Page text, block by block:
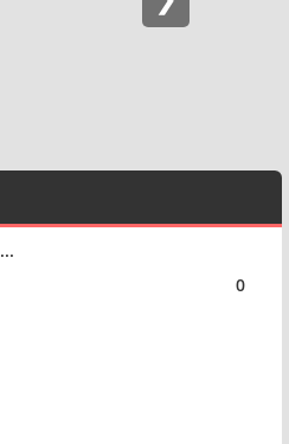
...
0